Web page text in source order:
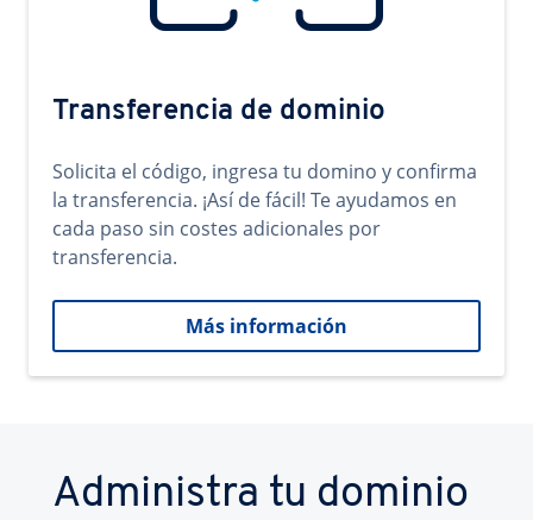
Transferencia de dominio
Solicita el código, ingresa tu domino y confirma
la transferencia. ¡Así de fácil! Te ayudamos en
cada paso sin costes adicionales por
transferencia.
Más información
Administra tu dominio